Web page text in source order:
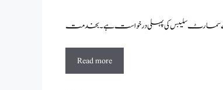
Read more